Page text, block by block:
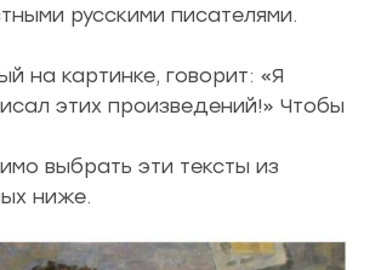
русскими писателями.
на картинке, говорит: «Я
этих произведений!» Чтобы
выбрать эти тексты из
ниже.